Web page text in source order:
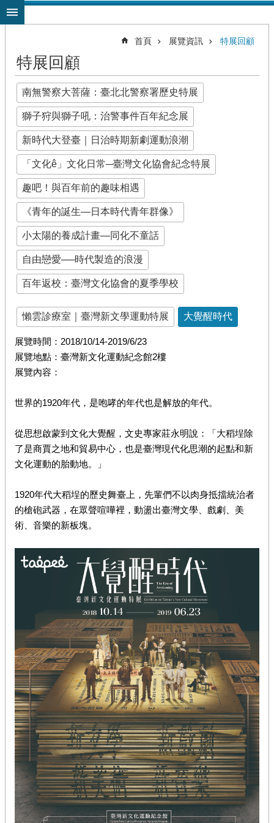
跳到主要內容區塊
首頁 展覽資訊 特展回顧
特展回顧
南無警察大菩薩：臺北北警察署歷史特展
獅子狩與獅子吼：治警事件百年紀念展
新時代大登臺｜日治時期新劇運動浪潮
「文化ê」文化日常─臺灣文化協會紀念特展
趣吧！與百年前的趣味相遇
《青年的誕生—日本時代青年群像》
小太陽的養成計畫—同化不童話
自由戀愛──時代製造的浪漫
百年返校：臺灣文化協會的夏季學校
懶雲診療室｜臺灣新文學運動特展 大覺醒時代
展覽時間：2018/10/14-2019/6/23
展覽地點：臺灣新文化運動紀念館2樓
展覽內容：
世界的1920年代，是咆哮的年代也是解放的年代。
從思想啟蒙到文化大覺醒，文史專家莊永明說：「大稻埕除
了是商賈之地和貿易中心，也是臺灣現代化思潮的起點和新
文化運動的胎動地。」
1920年代大稻埕的歷史舞臺上，先輩們不以肉身抵擋統治者
的槍砲武器，在眾聲喧嘩裡，動盪出臺灣文學、戲劇、美
術、音樂的新板塊。